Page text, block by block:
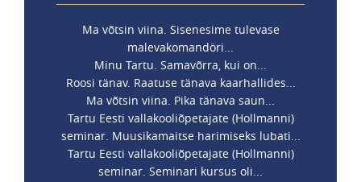
Ma võtsin viina. Sisenesime tulevase
malevakomandöri...
Minu Tartu. Samavõrra, kui on...
Roosi tänav. Raatuse tänava kaarhallides...
Ma võtsin viina. Pika tänava saun...
Tartu Eesti vallakooliõpetajate (Hollmanni)
seminar. Muusikamaitse harimiseks lubati...
Tartu Eesti vallakooliõpetajate (Hollmanni)
seminar. Seminari kursus oli...